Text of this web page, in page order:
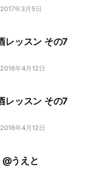
2017年3月5日
レッスン その7
2016年4月12日
レッスン その7
2016年4月12日
うえと